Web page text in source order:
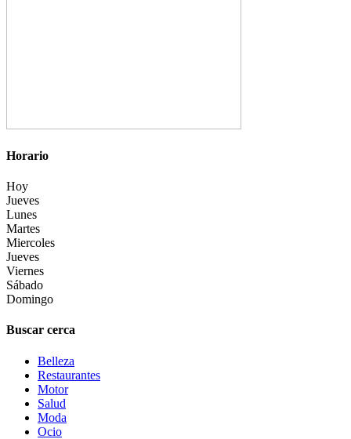
Horario
Hoy
Jueves
Lunes
Martes
Miercoles
Jueves
Viernes
Sábado
Domingo
Buscar cerca
Belleza
Restaurantes
Motor
Salud
Moda
Ocio